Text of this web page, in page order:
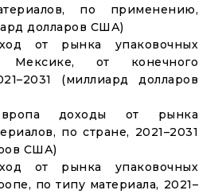
по применению,
долларов США)
от рынка упаковочных
Мексике, от конечного
(миллиард долларов
доходы от рынка
по стране, 2021–2031
США)
от рынка упаковочных
по типу материала, 2021–